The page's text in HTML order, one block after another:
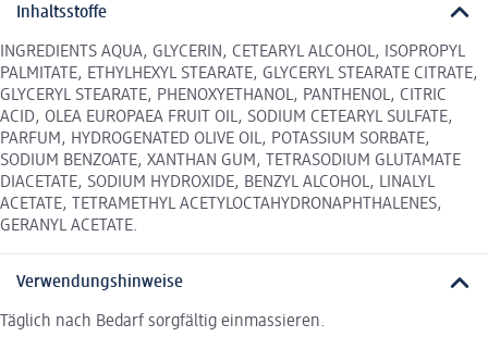
Inhaltsstoffe
INGREDIENTS AQUA, GLYCERIN, CETEARYL ALCOHOL, ISOPROPYL
PALMITATE, ETHYLHEXYL STEARATE, GLYCERYL STEARATE CITRATE,
GLYCERYL STEARATE, PHENOXYETHANOL, PANTHENOL, CITRIC
ACID, OLEA EUROPAEA FRUIT OIL, SODIUM CETEARYL SULFATE,
PARFUM, HYDROGENATED OLIVE OIL, POTASSIUM SORBATE,
SODIUM BENZOATE, XANTHAN GUM, TETRASODIUM GLUTAMATE
DIACETATE, SODIUM HYDROXIDE, BENZYL ALCOHOL, LINALYL
ACETATE, TETRAMETHYL ACETYLOCTAHYDRONAPHTHALENES,
GERANYL ACETATE.
Verwendungshinweise
Täglich nach Bedarf sorgfältig einmassieren.